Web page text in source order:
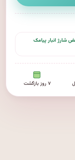
شارژ انبار پیامک
۷ روز بازگشت